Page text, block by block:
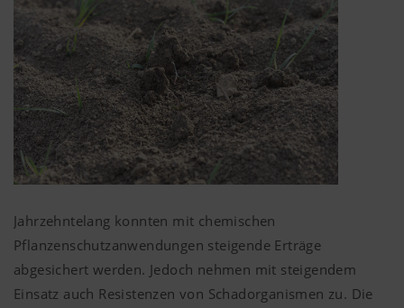
Jahrzehntelang konnten mit chemischen
Pflanzenschutzanwendungen steigende Erträge
abgesichert werden. Jedoch nehmen mit steigendem
Einsatz auch Resistenzen von Schadorganismen zu. Die